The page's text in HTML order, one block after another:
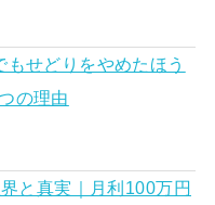
せどりをやめたほう
の理由
と真実｜月利100万円